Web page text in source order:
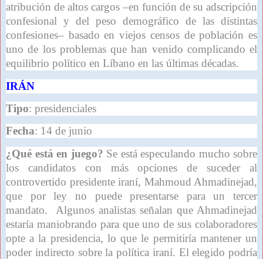
atribución de altos cargos –en función de su adscripción
confesional y del peso demográfico de las distintas
confesiones– basado en viejos censos de población es
uno de los problemas que han venido complicando el
equilibrio político en Líbano en las últimas décadas.
IRÁN
Tipo: presidenciales
Fecha: 14 de junio
¿Qué está en juego? Se está especulando mucho sobre
los candidatos con más opciones de suceder al
controvertido presidente iraní, Mahmoud Ahmadinejad,
que por ley no puede presentarse para un tercer
mandato. Algunos analistas señalan que Ahmadinejad
estaría maniobrando para que uno de sus colaboradores
opte a la presidencia, lo que le permitiría mantener un
poder indirecto sobre la política iraní. El elegido podría